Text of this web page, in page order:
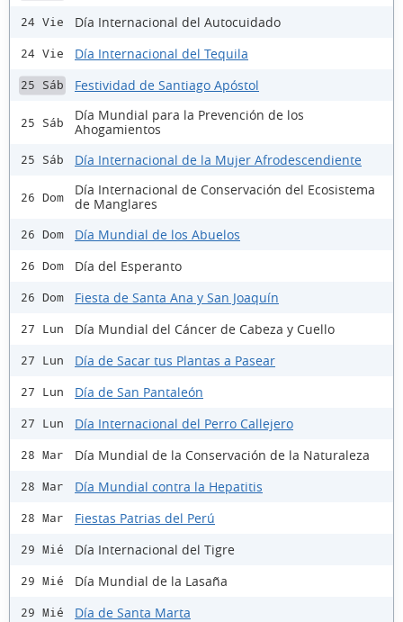
24 Vie Día Internacional del Autocuidado
24 Vie Día Internacional del Tequila
25 Sáb Festividad de Santiago Apóstol
25 Sáb
Día Mundial para la Prevención de los
Ahogamientos
25 Sáb Día Internacional de la Mujer Afrodescendiente
26 Dom
Día Internacional de Conservación del Ecosistema
de Manglares
26 Dom Día Mundial de los Abuelos
26 Dom Día del Esperanto
26 Dom Fiesta de Santa Ana y San Joaquín
27 Lun Día Mundial del Cáncer de Cabeza y Cuello
27 Lun Día de Sacar tus Plantas a Pasear
27 Lun Día de San Pantaleón
27 Lun Día Internacional del Perro Callejero
28 Mar Día Mundial de la Conservación de la Naturaleza
28 Mar Día Mundial contra la Hepatitis
28 Mar Fiestas Patrias del Perú
29 Mié Día Internacional del Tigre
29 Mié Día Mundial de la Lasaña
29 Mié Día de Santa Marta